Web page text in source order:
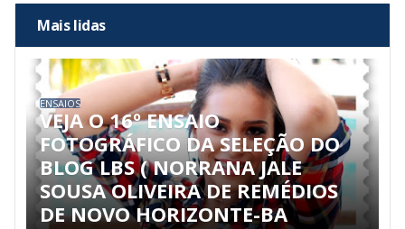
Mais lidas
ENSAIOS
VEJA O 16º ENSAIO
FOTOGRÁFICO DA SELEÇÃO DO
BLOG LBS ( NORRANA JALE
SOUSA OLIVEIRA DE REMÉDIOS
DE NOVO HORIZONTE-BA